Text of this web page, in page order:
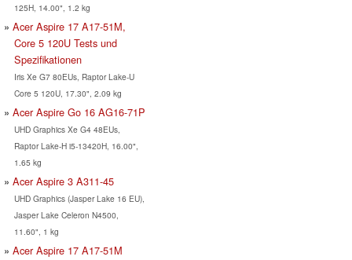
125H, 14.00", 1.2 kg
Acer Aspire 17 A17-51M,
Core 5 120U Tests und
Spezifikationen
Iris Xe G7 80EUs, Raptor Lake-U
Core 5 120U, 17.30", 2.09 kg
Acer Aspire Go 16 AG16-71P
UHD Graphics Xe G4 48EUs,
Raptor Lake-H i5-13420H, 16.00",
1.65 kg
Acer Aspire 3 A311-45
UHD Graphics (Jasper Lake 16 EU),
Jasper Lake Celeron N4500,
11.60", 1 kg
Acer Aspire 17 A17-51M